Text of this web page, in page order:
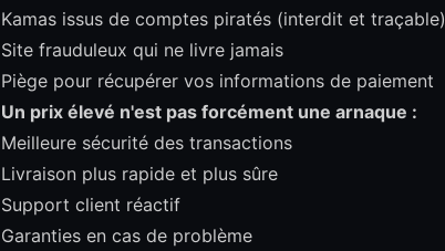
Kamas issus de comptes piratés (interdit et traçable)
Site frauduleux qui ne livre jamais
Piège pour récupérer vos informations de paiement
Un prix élevé n'est pas forcément une arnaque :
Meilleure sécurité des transactions
Livraison plus rapide et plus sûre
Support client réactif
Garanties en cas de problème